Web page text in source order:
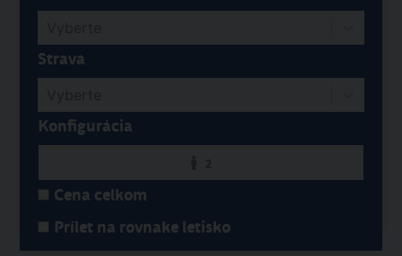
Strava
Konfigurácia
Cena celkom
Prílet na rovnake letisko